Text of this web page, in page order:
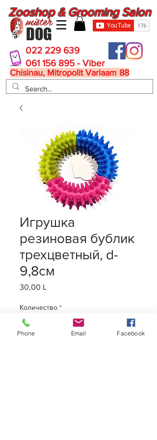
DOG
mister
Zooshop & Grooming Salon
022 229 639
061 156 895 - Viber
Chisinau, Mitropolit Varlaam 88
Игрушка
резиновая бублик
трехцветный, d-
9,8см
30,00 LЦена
Количество *
Phone Email Facebook